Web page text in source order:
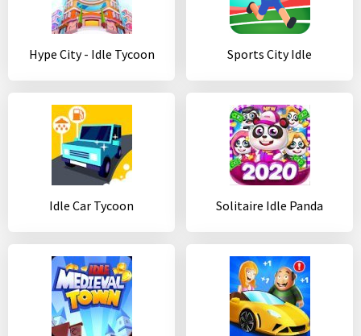
Hype City - Idle Tycoon Sports City Idle
Idle Car Tycoon Solitaire Idle Panda